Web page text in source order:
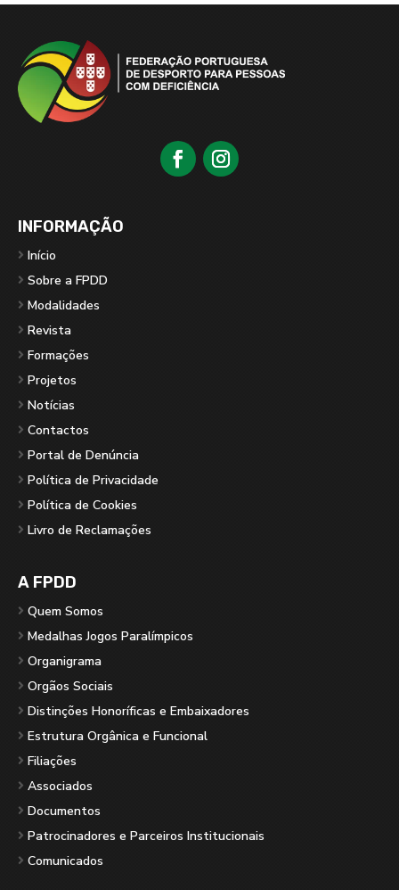
INFORMAÇÃO
Início
Sobre a FPDD
Modalidades
Revista
Formações
Projetos
Notícias
Contactos
Portal de Denúncia
Política de Privacidade
Política de Cookies
Livro de Reclamações
A FPDD
Quem Somos
Medalhas Jogos Paralímpicos
Organigrama
Orgãos Sociais
Distinções Honoríficas e Embaixadores
Estrutura Orgânica e Funcional
Filiações
Associados
Documentos
Patrocinadores e Parceiros Institucionais
Comunicados